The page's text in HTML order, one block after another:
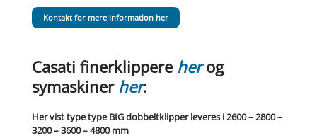
Kontakt for mere information her
Casati finerklippere herog
symaskiner her:
Her vist type type BIG dobbeltklipper leveres i 2600 – 2800 –
3200 – 3600 – 4800 mm